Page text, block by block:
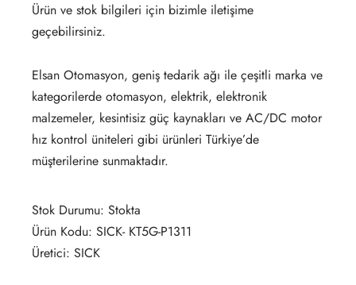
Ürün ve stok bilgileri için bizimle iletişime
geçebilirsiniz.
Elsan Otomasyon, geniş tedarik ağı ile çeşitli marka ve
kategorilerde otomasyon, elektrik, elektronik
malzemeler, kesintisiz güç kaynakları ve AC/DC motor
hız kontrol üniteleri gibi ürünleri Türkiye’de
müşterilerine sunmaktadır.
Stok Durumu: Stokta
Ürün Kodu: SICK- KT5G-P1311
Üretici: SICK